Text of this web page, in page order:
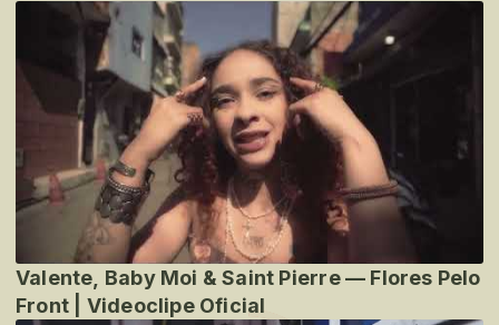
Valente, Baby Moi & Saint Pierre — Flores Pelo
Front | Videoclipe Oficial